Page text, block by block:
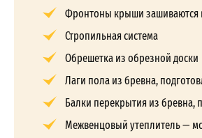
Фронтоны крыши зашиваются
Стропильная система
Обрешетка из обрезной доски
Лаги пола из бревна,
Балки перекрытия из бревна,
Межвенцовый утеплитель —